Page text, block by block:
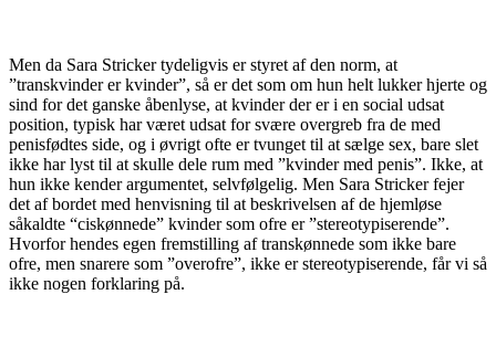
Men da Sara Stricker tydeligvis er styret af den norm, at
”transkvinder er kvinder”, så er det som om hun helt lukker hjerte og
sind for det ganske åbenlyse, at kvinder der er i en social udsat
position, typisk har været udsat for svære overgreb fra de med
penisfødtes side, og i øvrigt ofte er tvunget til at sælge sex, bare slet
ikke har lyst til at skulle dele rum med ”kvinder med penis”. Ikke, at
hun ikke kender argumentet, selvfølgelig. Men Sara Stricker fejer
det af bordet med henvisning til at beskrivelsen af de hjemløse
såkaldte “ciskønnede” kvinder som ofre er ”stereotypiserende”.
Hvorfor hendes egen fremstilling af transkønnede som ikke bare
ofre, men snarere som ”overofre”, ikke er stereotypiserende, får vi så
ikke nogen forklaring på.